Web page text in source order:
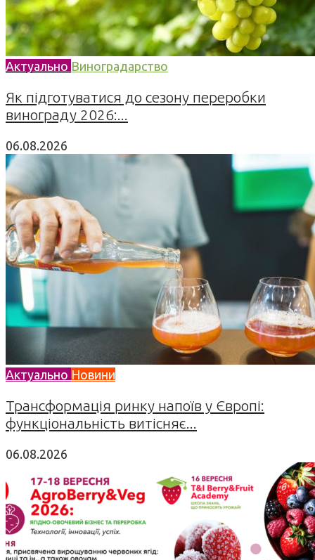
Актуально Виноградарство
Як підготуватися до сезону переробки
винограду 2026:...
06.08.2026
Актуально Новини
Трансформація ринку напоїв у Європі:
функціональність витісняє...
06.08.2026